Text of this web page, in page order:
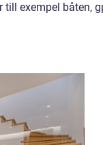
exempel båten,